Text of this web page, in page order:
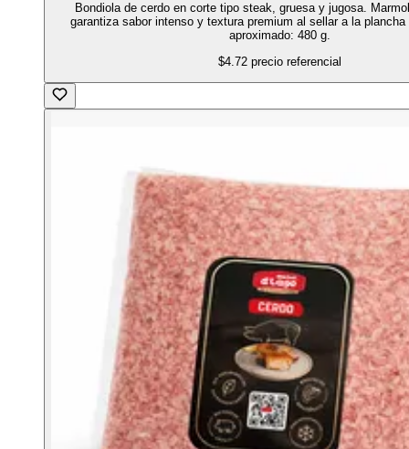
Bondiola de cerdo en corte tipo steak, gruesa y jugosa.
garantiza sabor intenso y textura premium al sellar a la
aproximado: 480 g.
$4.72 precio referencial